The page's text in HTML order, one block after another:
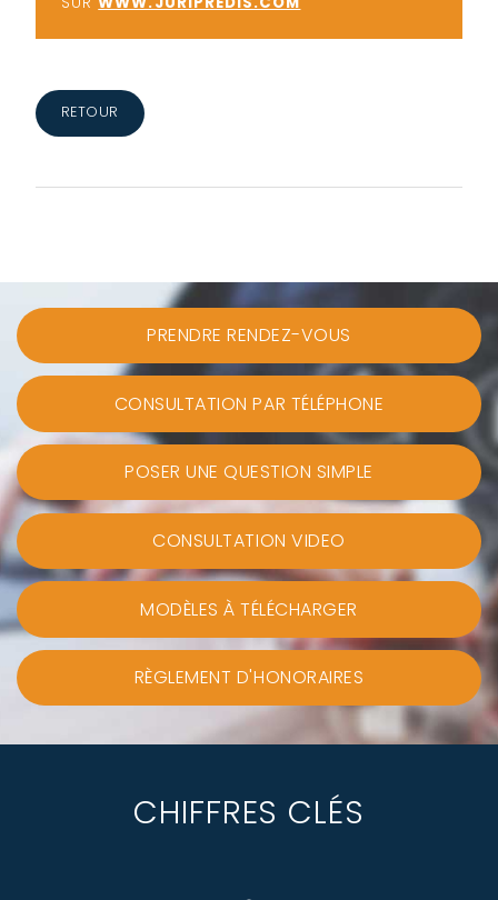
RETOUR
PRENDRE RENDEZ-VOUS
CONSULTATION PAR TÉLÉPHONE
POSER UNE QUESTION SIMPLE
CONSULTATION VIDEO
MODÈLES À TÉLÉCHARGER
RÈGLEMENT D'HONORAIRES
CHIFFRES CLÉS